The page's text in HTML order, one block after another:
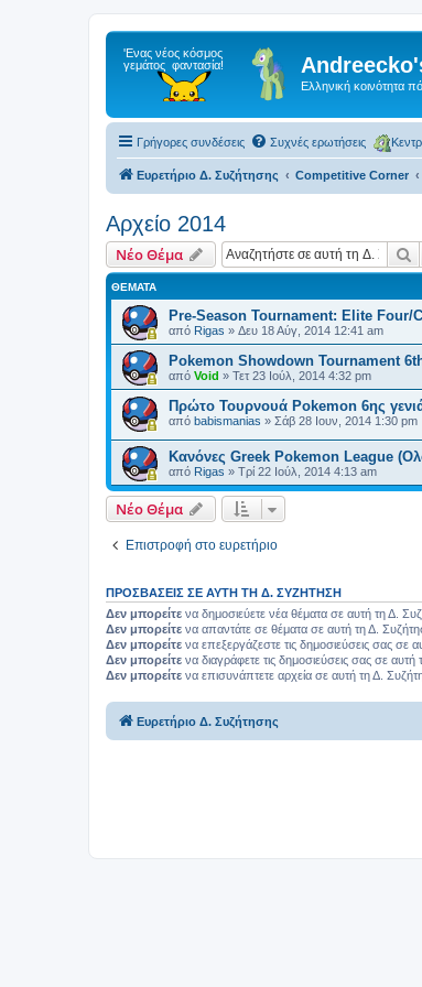
Ελληνική κοινότητα
Γρήγορες συνδέσεις Συχνές ερωτήσεις
Ευρετήριο Δ. Συζήτησης Competitive Corner
Αρχείο 2014
Νέο Θέμα
ΘΈΜΑΤΑ
Pre-Season Tournament: Elite Four/
από Rigas » Δευ 18 Αύγ, 2014 12:41 am
Pokemon Showdown Tournament
από Void » Τετ 23 Ιούλ, 2014 4:32 pm
Πρώτο Τουρνουά Pokemon 6ης
από babismanias » Σάβ 28 Ιουν, 2014 1:30 pm
Κανόνες Greek Pokemon League
από Rigas » Τρί 22 Ιούλ, 2014 4:13 am
Νέο Θέμα
Επιστροφή στο ευρετήριο
ΠΡΟΣΒΆΣΕΙΣ ΣΕ ΑΥΤΉ ΤΗ Δ. ΣΥΖΉΤΗΣΗ
Δεν μπορείτε να δημοσιεύετε νέα θέματα σε αυτή τη Δ.
Δεν μπορείτε να απαντάτε σε θέματα σε αυτή τη Δ.
Δεν μπορείτε να επεξεργάζεστε τις δημοσιεύσεις σας σε
Δεν μπορείτε να διαγράφετε τις δημοσιεύσεις σας σε
Δεν μπορείτε να επισυνάπτετε αρχεία σε αυτή τη Δ.
Ευρετήριο Δ. Συζήτησης